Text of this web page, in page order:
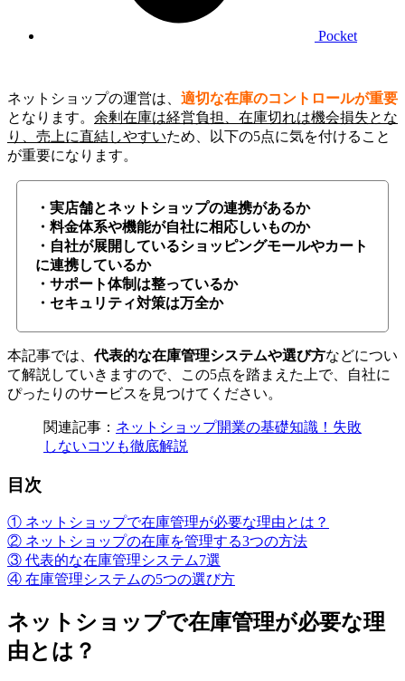
Pocket
ネットショップの運営は、 適切な在庫のコントロールが重要
となります。 余剰在庫は経営負担、在庫切れは機会損失とな
り、売上に直結しやすいため、以下の5点に気を付けること
が重要になります。
・実店舗とネットショップの連携があるか
・料金体系や機能が自社に相応しいものか
・自社が展開しているショッピングモールやカート
に連携しているか
・サポート体制は整っているか
・セキュリティ対策は万全か
本記事では、代表的な在庫管理システムや選び方などについ
て解説していきますので、この5点を踏まえた上で、自社に
ぴったりのサービスを見つけてください。
関連記事： ネットショップ開業の基礎知識！失敗
しないコツも徹底解説
目次
① ネットショップで在庫管理が必要な理由とは？
② ネットショップの在庫を管理する3つの方法
③ 代表的な在庫管理システム7選
④ 在庫管理システムの5つの選び方
ネットショップで在庫管理が必要な理
由とは？